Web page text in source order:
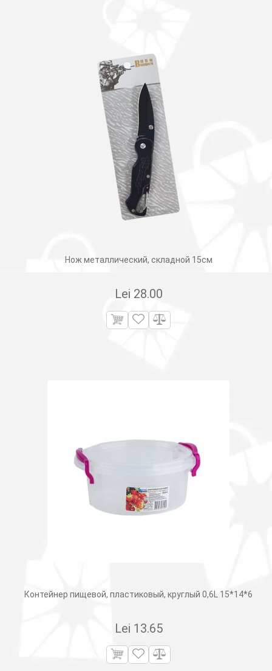
Нож металлический, складной 15cм
Lei 28.00
Контейнер пищевой, пластиковый, круглый 0,6L 15*14*6
Lei 13.65